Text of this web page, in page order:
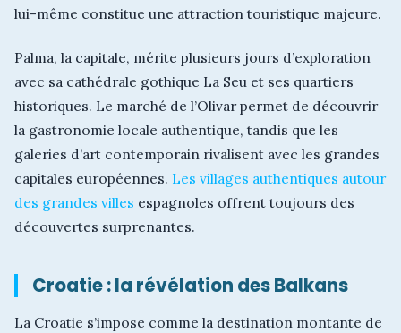
lui-même constitue une attraction touristique majeure.
Palma, la capitale, mérite plusieurs jours d’exploration
avec sa cathédrale gothique La Seu et ses quartiers
historiques. Le marché de l’Olivar permet de découvrir
la gastronomie locale authentique, tandis que les
galeries d’art contemporain rivalisent avec les grandes
capitales européennes. Les villages authentiques autour
des grandes villes espagnoles offrent toujours des
découvertes surprenantes.
Croatie : la révélation des Balkans
La Croatie s’impose comme la destination montante de